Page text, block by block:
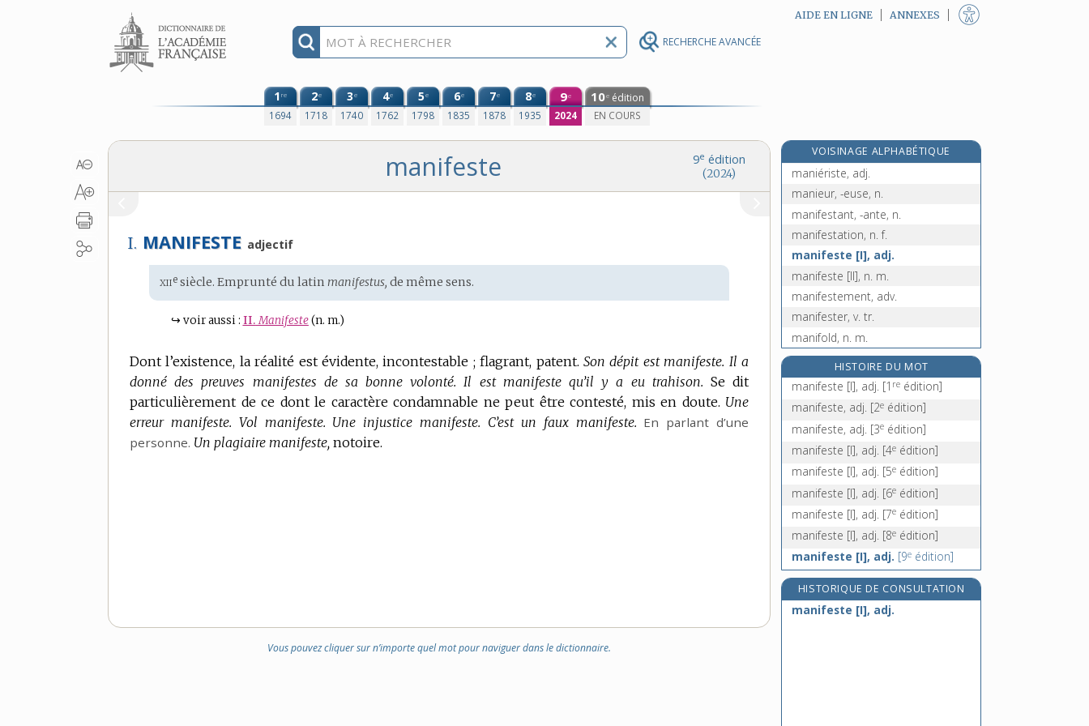
RECHERCHE AVANCÉE
Aller au contenu AIDE EN LIGNE ANNEXES
1re
1694
2e
1718
3e
1740
4e
1762
5e
1798
6e
1835
7e
1878
8e
1935
9e
2024
10e édition
EN COURS
9e édition
(2024)
manifeste
I. MANIFESTE adjectif
Étymologie
:
xiie siècle. Emprunté dulatin manifestus, de même sens.
↪ voir aussi : II.Manifeste(n. m.)
Dont l’existence, la réalité est évidente, incontestable ; flagrant, patent. Son dépit est manifeste. Il a
donné des preuves manifestes de sa bonne volonté. Il est manifeste qu’il y a eu trahison. Se dit
particulièrement de ce dont le caractère condamnable ne peut être contesté, mis en doute. Une
erreur manifeste. Vol manifeste. Une injustice manifeste. C’est un faux manifeste. En parlant d’une
personne. Un plagiaire manifeste, notoire.
Vous pouvez cliquer sur n’importe quel mot pour naviguer dans le dictionnaire.
VOISINAGE ALPHABÉTIQUE
maniérisme, n. m.
maniériste, adj.
manieur, -euse, n.
manifestant, -ante, n.
manifestation, n. f.
manifeste [I], adj.
manifeste [II], n. m.
manifestement, adv.
manifester, v. tr.
manifold, n. m.
manigance, n. f.
manigancer, v. tr.
manille [I], n. f.
manille [II], n. f.
HISTOIRE DU MOT
manifeste [I], adj. [1 re édition]
manifeste, adj. [2e édition]
manifeste, adj. [3e édition]
manifeste [I], adj. [4e édition]
manifeste [I], adj. [5e édition]
manifeste [I], adj. [6e édition]
manifeste [I], adj. [7e édition]
manifeste [I], adj. [8e édition]
manifeste [I], adj. [9e édition]
HISTORIQUE DE CONSULTATION
manifeste [I], adj.